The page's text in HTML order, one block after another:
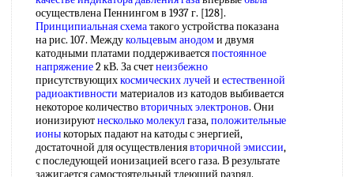
осуществлена Пеннингом в 1937 г. [128].
Принципиальная схематакого устройства показана
на рис. 107. Междукольцевым анодоми двумя
катодными платами поддерживаетсяпостоянное
напряжение2 кВ. За счетнеизбежно
присутствующихкосмических лучей и естественной
радиоактивности материалов из катодов выбивается
некоторое количествовторичных электронов. Они
ионизируютнесколько молекулгаза,положительные
ионыкоторых падают на катоды с энергией,
достаточной для осуществлениявторичной эмиссии,
с последующей ионизацией всего газа. В результате
зажигается самостоятельный тлеющий разряд.